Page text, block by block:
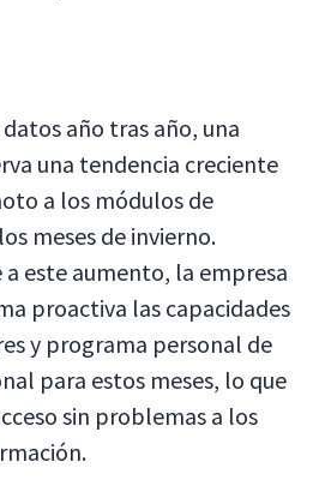
año tras año, una
una tendencia creciente
a los módulos de
meses de invierno.
este aumento, la empresa
proactiva las capacidades
y programa personal de
para estos meses, lo que
sin problemas a los